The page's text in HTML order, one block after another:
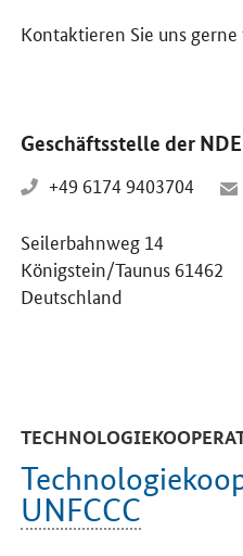
Kontaktieren Sie uns
Geschäftsstelle der
+49 6174 9403704
Seilerbahnweg 14
Königstein/Taunus 61462
Deutschland
UNFCCC